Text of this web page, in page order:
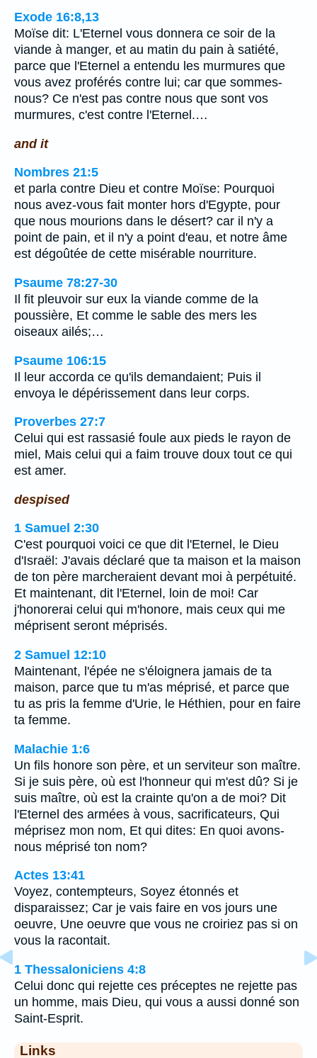
Exode 16:8,13
Moïse dit: L'Eternel vous donnera ce soir de la
viande à manger, et au matin du pain à satiété,
parce que l'Eternel a entendu les murmures que
vous avez proférés contre lui; car que sommes-
nous? Ce n'est pas contre nous que sont vos
murmures, c'est contre l'Eternel.…
and it
Nombres 21:5
et parla contre Dieu et contre Moïse: Pourquoi
nous avez-vous fait monter hors d'Egypte, pour
que nous mourions dans le désert? car il n'y a
point de pain, et il n'y a point d'eau, et notre âme
est dégoûtée de cette misérable nourriture.
Psaume 78:27-30
Il fit pleuvoir sur eux la viande comme de la
poussière, Et comme le sable des mers les
oiseaux ailés;…
Psaume 106:15
Il leur accorda ce qu'ils demandaient; Puis il
envoya le dépérissement dans leur corps.
Proverbes 27:7
Celui qui est rassasié foule aux pieds le rayon de
miel, Mais celui qui a faim trouve doux tout ce qui
est amer.
despised
1 Samuel 2:30
C'est pourquoi voici ce que dit l'Eternel, le Dieu
d'Israël: J'avais déclaré que ta maison et la maison
de ton père marcheraient devant moi à perpétuité.
Et maintenant, dit l'Eternel, loin de moi! Car
j'honorerai celui qui m'honore, mais ceux qui me
méprisent seront méprisés.
2 Samuel 12:10
Maintenant, l'épée ne s'éloignera jamais de ta
maison, parce que tu m'as méprisé, et parce que
tu as pris la femme d'Urie, le Héthien, pour en faire
ta femme.
Malachie 1:6
Un fils honore son père, et un serviteur son maître.
Si je suis père, où est l'honneur qui m'est dû? Si je
suis maître, où est la crainte qu'on a de moi? Dit
l'Eternel des armées à vous, sacrificateurs, Qui
méprisez mon nom, Et qui dites: En quoi avons-
nous méprisé ton nom?
Actes 13:41
Voyez, contempteurs, Soyez étonnés et
disparaissez; Car je vais faire en vos jours une
oeuvre, Une oeuvre que vous ne croiriez pas si on
vous la racontait.
1 Thessaloniciens 4:8
Celui donc qui rejette ces préceptes ne rejette pas
un homme, mais Dieu, qui vous a aussi donné son
Saint-Esprit.
Links